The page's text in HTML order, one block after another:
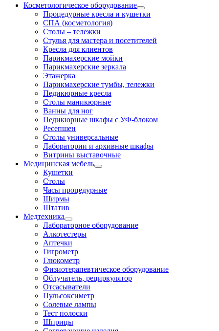
Косметологическое оборудование
Процедурные кресла и кушетки
СПА (косметология)
Столы – тележки
Стулья для мастера и посетителей
Кресла для клиентов
Парикмахерские мойки
Парикмахерские зеркала
Этажерка
Парикмахерские тумбы, тележки
Педикюрные кресла
Столы маникюрные
Ванны для ног
Педикюрные шкафы с УФ-блоком
Ресепшен
Столы универсальные
Лаборатории и архивные шкафы
Витрины выставочные
Медицинская мебель
Кушетки
Столы
Часы процедурные
Ширмы
Штатив
Медтехника
Лабораторное оборудование
Алкотестеры
Аптечки
Гигрометр
Глюкометр
Физиотерапевтическое оборудование
Облучатель, рециркулятор
Отсасыватели
Пульсоксиметр
Солевые лампы
Тест полоски
Шприцы